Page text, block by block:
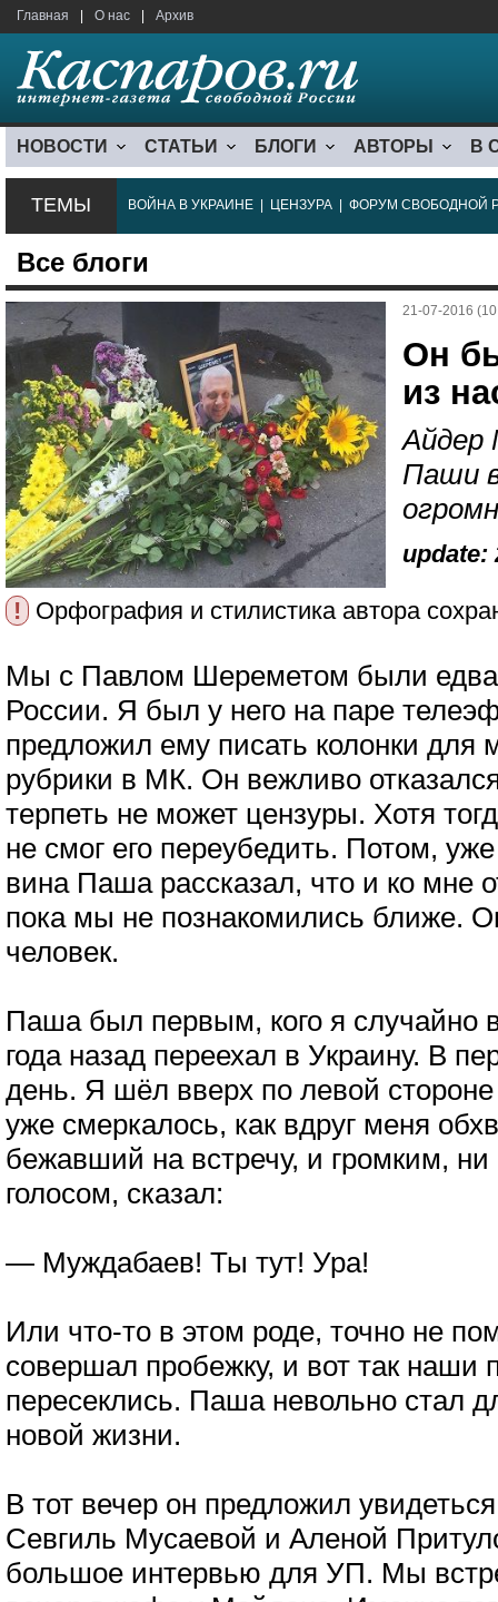
Главная О нас Архив
НОВОСТИ СТАТЬИ БЛОГИ АВТОРЫ В
ТЕМЫ ВОЙНА В УКРАИНЕ ЦЕНЗУРА ФОРУМ СВОБОДНОЙ
Все блоги
21-07-2016
Он
из
Айдер
Паши
update:
! Орфография и стилистика автора
Мы с Павлом Шереметом были едва
России. Я был у него на паре
предложил ему писать колонки для
рубрики в МК. Он вежливо
терпеть не может цензуры. Хотя
не смог его переубедить. Потом,
вина Паша рассказал, что и ко мне
пока мы не познакомились ближе.
человек.
Паша был первым, кого я случайно
года назад переехал в Украину. В
день. Я шёл вверх по левой
уже смеркалось, как вдруг меня
бежавший на встречу, и громким,
голосом, сказал:
— Муждабаев! Ты тут! Ура!
Или что-то в этом роде, точно не
совершал пробежку, и вот так наши
пересеклись. Паша невольно стал
новой жизни.
В тот вечер он предложил
Севгиль Мусаевой и Аленой
большое интервью для УП. Мы